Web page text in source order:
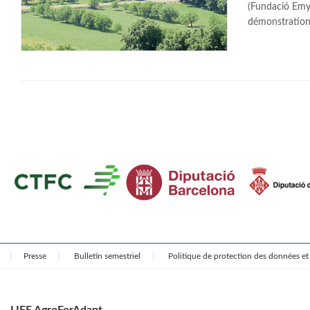
(Fundació
Presse Bulletin semestriel Politique de protection des données